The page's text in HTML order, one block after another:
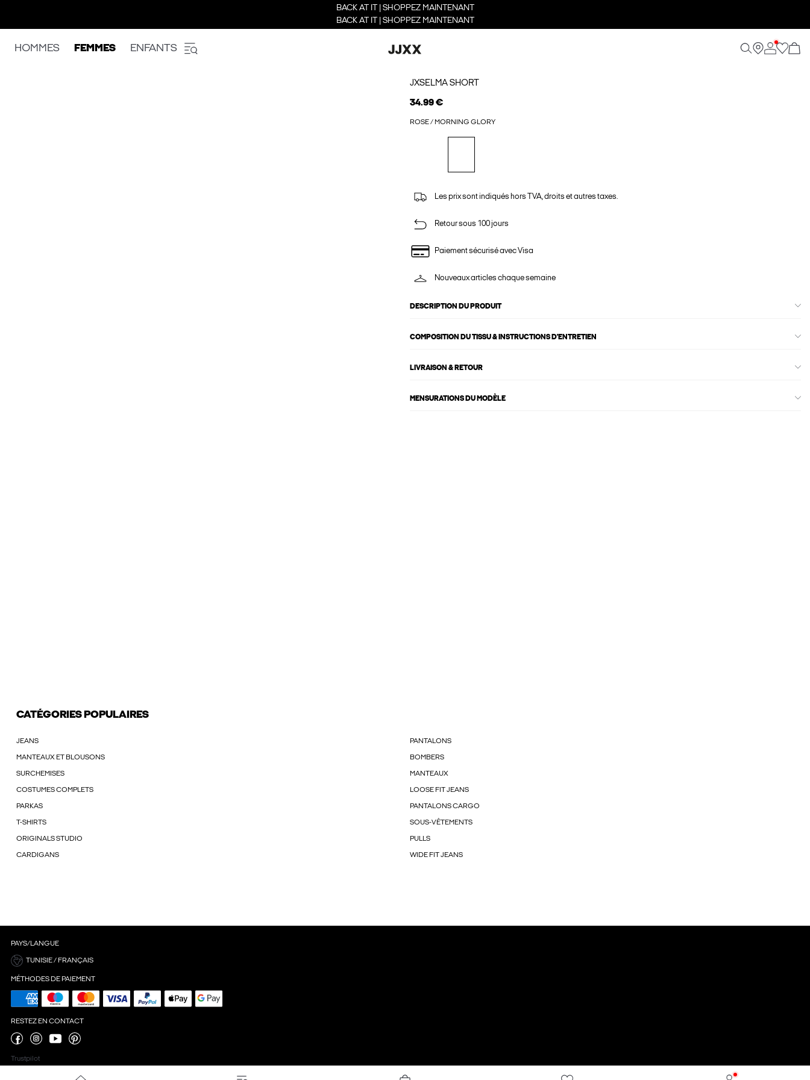
BACK AT IT | SHOPPEZ MAINTENANT
BACK AT IT | SHOPPEZ MAINTENANT
HOMMES FEMMES ENFANTS
JXSELMA SHORT
34.99 €
ROSE / MORNING GLORY
Les prix sont indiqués hors TVA, droits et autres taxes.
Retour sous 100 jours
Paiement sécurisé avec Visa
Nouveaux articles chaque semaine
DESCRIPTION DU PRODUIT
COMPOSITION DU TISSU & INSTRUCTIONS D'ENTRETIEN
LIVRAISON & RETOUR
MENSURATIONS DU MODÈLE
CATÉGORIES POPULAIRES
JEANS PANTALONS
MANTEAUX ET BLOUSONS BOMBERS
SURCHEMISES MANTEAUX
COSTUMES COMPLETS LOOSE FIT JEANS
PARKAS PANTALONS CARGO
T-SHIRTS SOUS-VÊTEMENTS
ORIGINALS STUDIO PULLS
CARDIGANS WIDE FIT JEANS
PAYS/LANGUE
TUNISIE / FRANÇAIS
MÉTHODES DE PAIEMENT
RESTEZ EN CONTACT
Trustpilot